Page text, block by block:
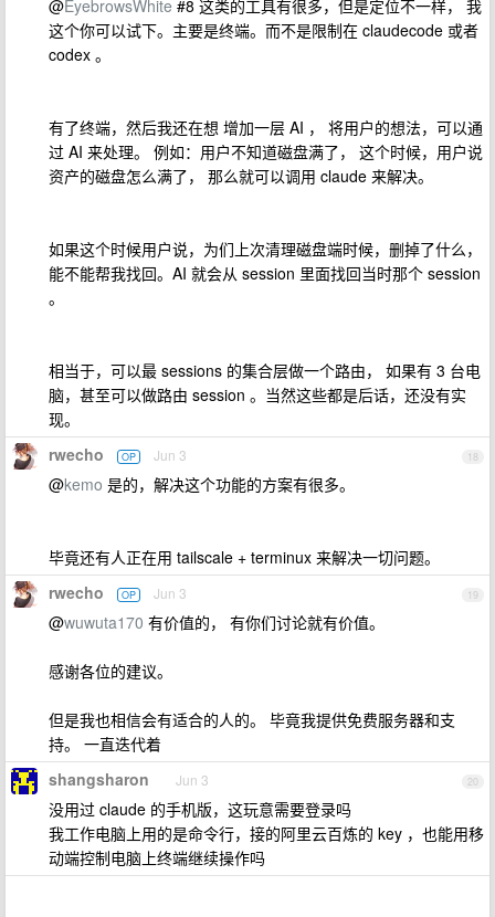
@EyebrowsWhite #8 这类的工具有很多，但是定位不一样， 我
这个你可以试下。主要是终端。而不是限制在 claudecode 或者
codex 。
有了终端，然后我还在想 增加一层 AI ， 将用户的想法，可以通
过 AI 来处理。 例如：用户不知道磁盘满了， 这个时候，用户说
资产的磁盘怎么满了， 那么就可以调用 claude 来解决。
如果这个时候用户说，为们上次清理磁盘端时候，删掉了什么，
能不能帮我找回。AI 就会从 session 里面找回当时那个 session
。
相当于，可以最 sessions 的集合层做一个路由， 如果有 3 台电
脑，甚至可以做路由 session 。当然这些都是后话，还没有实
现。
18
rwecho OP Jun 3
@kemo 是的，解决这个功能的方案有很多。
毕竟还有人正在用 tailscale + terminux 来解决一切问题。
19
rwecho OP Jun 3
@wuwuta170 有价值的， 有你们讨论就有价值。
感谢各位的建议。
但是我也相信会有适合的人的。 毕竟我提供免费服务器和支
持。 一直迭代着
20
shangsharon Jun 3
没用过 claude 的手机版，这玩意需要登录吗
我工作电脑上用的是命令行，接的阿里云百炼的 key ，也能用移
动端控制电脑上终端继续操作吗